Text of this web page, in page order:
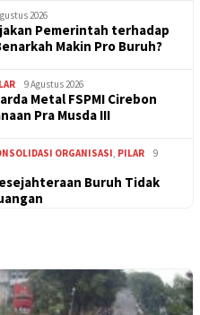
2026
Pemerintah terhadap
Makin Pro Buruh?
9 Agustus 2026
Metal FSPMI Cirebon
Pra Musda III
ORGANISASI, PILAR
9
Buruh Tidak